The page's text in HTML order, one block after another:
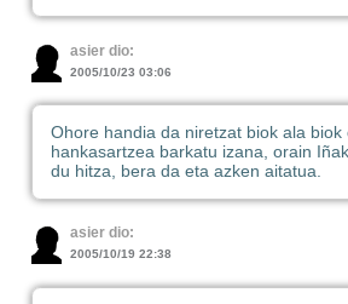
asier dio:
2005/10/23 03:06
Ohore handia da niretzat biok ala biok
hankasartzea barkatu izana, orain
du hitza, bera da eta azken aitatua.
asier dio:
2005/10/19 22:38